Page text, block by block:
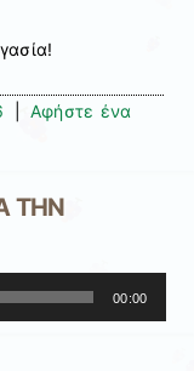
Αφήστε ένα
ΤΗΝ
00:00